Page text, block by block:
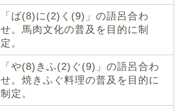
「ば(8)に(2)く(9)」の語呂合わ
せ。馬肉文化の普及を目的に制
定。
「や(8)きふ(2)ぐ(9)」の語呂合わ
せ。焼きふぐ料理の普及を目的に
制定。